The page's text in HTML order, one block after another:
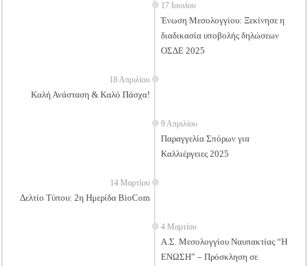
17 Ιουνίου
Ένωση Μεσολογγίου: Ξεκίνησε η
διαδικασία υποβολής δηλώσεων
ΟΣΔΕ 2025
18 Απριλίου
Καλή Ανάσταση & Καλό Πάσχα!
9 Απριλίου
Παραγγελία Σπόρων για
Καλλιέργειες 2025
14 Μαρτίου
Δελτίο Τύπου: 2η Ημερίδα BioCom
4 Μαρτίου
Α.Σ. Μεσολογγίου Ναυπακτίας “Η
ΕΝΩΣΗ” – Πρόσκληση σε